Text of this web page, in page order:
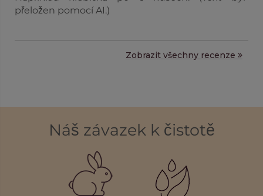
přeložen pomocí AI.)
Zobrazit všechny recenze
Náš závazek k čistotě